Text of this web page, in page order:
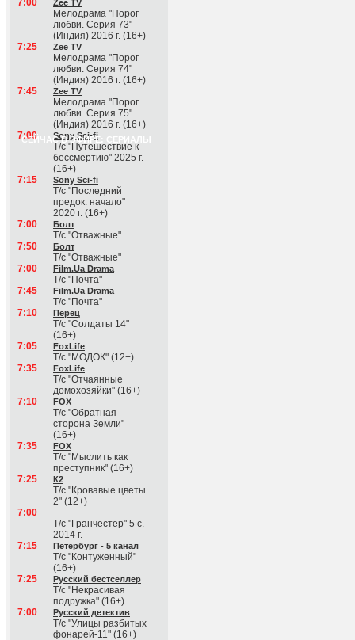
7:00
Zee TV
Мелодрама "Порог
любви. Серия 73"
(Индия) 2016 г. (16+)
7:25
Zee TV
Мелодрама "Порог
любви. Серия 74"
(Индия) 2016 г. (16+)
7:45
Zee TV
Мелодрама "Порог
любви. Серия 75"
(Индия) 2016 г. (16+)
СЕЙЧАС В ЭФИРЕ: СЕРИАЛЫ
7:00 Sony Sci-fi
Т/с "Путешествие к
бессмертию" 2025 г.
(16+)
7:15
Sony Sci-fi
Т/с "Последний
предок: начало"
2020 г. (16+)
7:00
Болт
Т/с "Отважные"
7:50
Болт
Т/с "Отважные"
7:00
Film.Ua Drama
Т/с "Почта"
7:45
Film.Ua Drama
Т/с "Почта"
7:10
Перец
Т/с "Солдаты 14"
(16+)
7:05
FoxLife
Т/с "МОДОК" (12+)
7:35
FoxLife
Т/с "Отчаянные
домохозяйки" (16+)
7:10
FOX
Т/с "Обратная
сторона Земли"
(16+)
7:35
FOX
Т/с "Мыслить как
преступник" (16+)
7:25
К2
Т/с "Кровавые цветы
2" (12+)
7:00
Т/с "Гранчестер" 5 с.
2014 г.
7:15
Петербург - 5 канал
Т/с "Контуженный"
(16+)
7:25
Русский бестселлер
Т/с "Некрасивая
подружка" (16+)
7:00
Русский детектив
Т/с "Улицы разбитых
фонарей-11" (16+)